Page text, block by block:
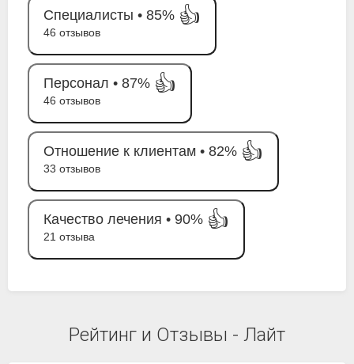
Специалисты • 85% 👍
46 отзывов
Персонал • 87% 👍
46 отзывов
Отношение к клиентам • 82% 👍
33 отзывов
Качество лечения • 90% 👍
21 отзыва
Рейтинг и Отзывы - Лайт